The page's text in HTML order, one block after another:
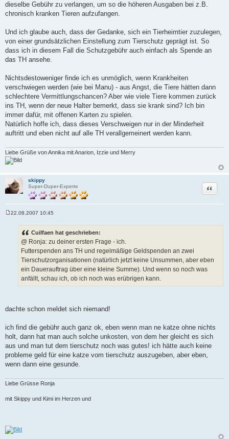
dieselbe Gebühr zu verlangen, um so die höheren Ausgaben bei z.B.
chronisch kranken Tieren aufzufangen.
Und ich glaube auch, dass der Gedanke, sich ein Tierheimtier zuzulegen,
von einer grundsätzlichen Einstellung zum Tierschutz geprägt ist. So
dass ich in diesem Fall die Schutzgebühr auch einfach als Spende an
das TH ansehe.
Nichtsdestoweniger finde ich es unmöglich, wenn Krankheiten
verschwiegen werden (wie bei Manu) - aus Angst, die Tiere hätten dann
schlechtere Vermittlungschancen? Aber wie viele Tiere kommen zurück
ins TH, wenn der neue Halter bemerkt, dass sie krank sind? Ich bin
immer dafür, mit offenen Karten zu spielen.
Natürlich hoffe ich, dass dieses Verschweigen nur in der Minderheit
auftritt und eben nicht auf alle TH verallgemeinert werden kann.
Liebe Grüße von Annika mit Anarion, Izzie und Merry
skippy
Super-Duper-Experte
Zitat
22.08.2007 10:45
Cuilfaen hat geschrieben:
@ Ronja: zu deiner ersten Frage - ich.
Futterspenden ans TH und regelmäßige Geldspenden an zwei
Tierschutzorganisationen (natürlich jetzt keine Unsummen, aber eben
ein Dauerauftrag über eine kleine Summe). Und wenn so noch was
anfällt, schau ich, ob ich noch was erübrigen kann.
dachte schon meldet sich niemand!
ich find die gebühr auch ganz ok, eben wenn man ne katze ohne nichts
holt, dann hat man auch solche unkosten, von dem her gleicht es sich
aus und man tut dem tierschutz noch was gutes! ich hätte auch keine
probleme geld für eine katze vom tierschutz auszugeben, aber eben,
wenn dann eine gesunde.
Liebe Grüsse Ronja
mit Skippy und Kimi im Herzen und